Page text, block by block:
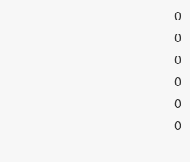
0
0
0
0
0
0